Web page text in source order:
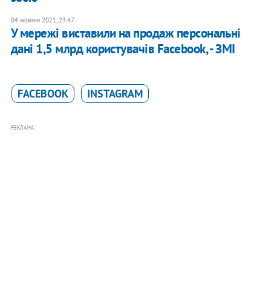
04 жовтня 2021, 23:47
У мережі виставили на продаж персональні
дані 1,5 млрд користувачів Facebook, - ЗМІ
FACEBOOK INSTAGRAM
РЕКЛАМА